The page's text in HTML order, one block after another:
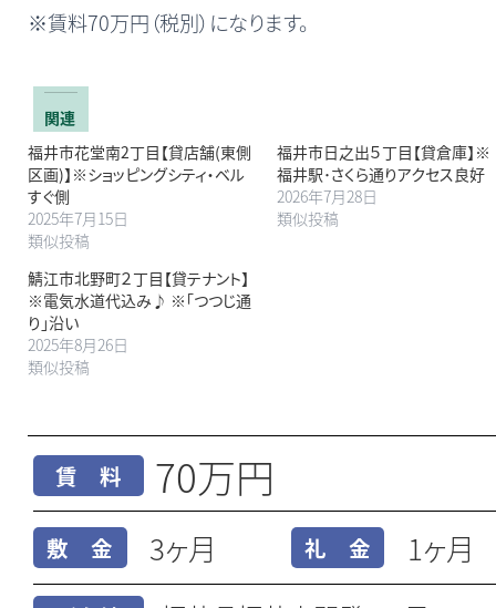
※賃料70万円（税別）になります。
関連
福井市花堂南2丁目【貸店舗(東側
区画)】※ショッピングシティ・ベル
すぐ側
2025年7月15日
類似投稿
福井市日之出５丁目【貸倉庫】※
福井駅･さくら通りアクセス良好
2026年7月28日
類似投稿
鯖江市北野町２丁目【貸テナント】
※電気水道代込み♪ ※｢つつじ通
り｣沿い
2025年8月26日
類似投稿
賃 料 70万円
敷 金 3ヶ月 礼 金 1ヶ月